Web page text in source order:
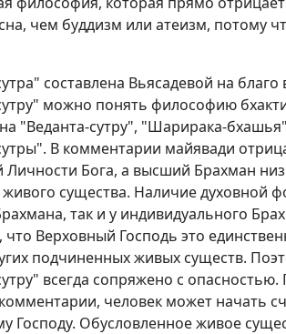
чем буддизм или атеизм, потому
составлена Вьясадевой на
можно понять философию
"Веданта-сутру", "Шарирака-
В комментарии майявади
Личности Бога, а высший Брахман
существа. Наличие духовной
так и у индивидуального
что Верховный Господь это
подчиненных живых существ.
всегда сопряжено с
человек может начать
Господу. Обусловленное живое